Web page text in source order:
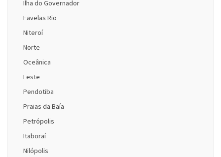
Ilha do Governador
Favelas Rio
Niteroí
Norte
Oceânica
Leste
Pendotiba
Praias da Baía
Petrópolis
Itaboraí
Nilópolis